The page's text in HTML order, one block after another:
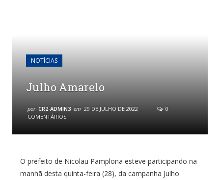
NOTÍCIAS
Julho Amarelo
por CR2-ADMIN3 em 29 DE JULHO DE 2022
0
COMENTÁRIOS
O prefeito de Nicolau Pamplona esteve participando na
manhã desta quinta-feira (28), da campanha Julho